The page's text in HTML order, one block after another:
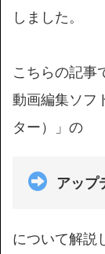
しました。
こちらの記事
動画編集ソフ
ター）」の
アップ
について解説